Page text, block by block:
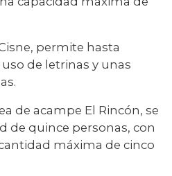
permite hasta
de letrinas y unas
de acampe El Rincón, se
de quince personas, con
máxima de cinco